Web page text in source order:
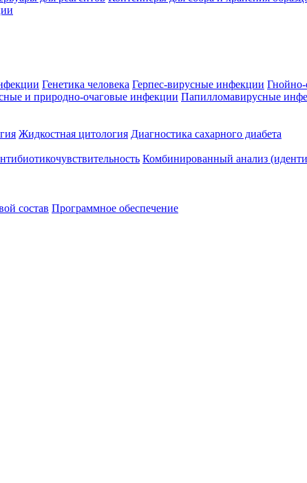
Генетика человека Герпес-вирусные инфекции Гнойно-
и природно-очаговые инфекции Папилломавирусные
Жидкостная цитология Диагностика сахарного диабета
Комбинированный анализ
состав Программное обеспечение